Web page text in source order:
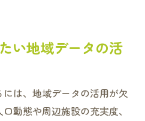
い地域データの活
は、地域データの活用が欠
動態や周辺施設の充実度、